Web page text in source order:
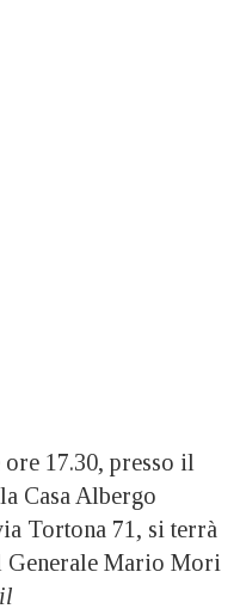
17.30, presso il
Casa Albergo
Tortona 71, si terrà
Generale Mario Mori